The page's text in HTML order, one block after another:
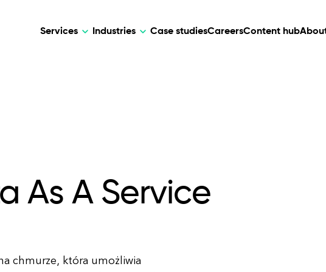
Services Industries Case studiesCareersContent hub
As A Service
chmurze, która umożliwia